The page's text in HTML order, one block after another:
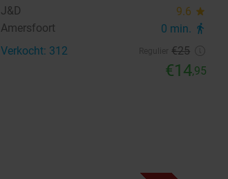
J&D
9.6 star
Amersfoort 0 min. directions_walk
Verkocht: 312 €25
€14,95